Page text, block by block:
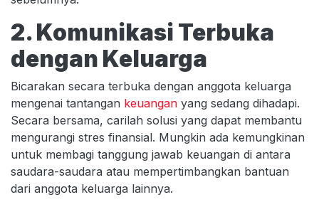
2. Komunikasi Terbuka
dengan Keluarga
Bicarakan secara terbuka dengan anggota keluarga
mengenai tantangan keuangan yang sedang dihadapi.
Secara bersama, carilah solusi yang dapat membantu
mengurangi stres finansial. Mungkin ada kemungkinan
untuk membagi tanggung jawab keuangan di antara
saudara-saudara atau mempertimbangkan bantuan
dari anggota keluarga lainnya.